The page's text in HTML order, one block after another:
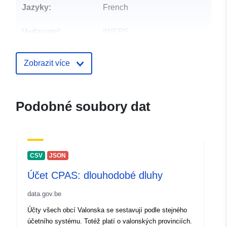
Jazyky: French
Vydavatel: IWEPS
Kontaktní místa:
Katalogový
Přidáno do data.europa.eu:
Místní: Souřadnice:
[ [ 2.54, 50.85 ],
]
Zobrazit více
Podobné soubory dat
CSV JSON
Účet CPAS: dlouhodobé dluhy
data.gov.be
Účty všech obcí Valonska se sestavují podle stejného
účetního systému. Totéž platí o valonských provinciích.